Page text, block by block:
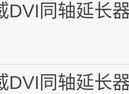
DVI同轴延长
DVI同轴延长